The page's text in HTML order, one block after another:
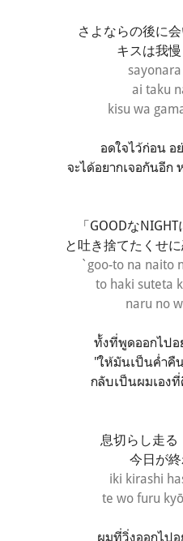
さよならの後に
キスは我
ai taku
kisu wa
อดใจไว้ก่อน อ
จะได้อยากเจอกันอีก
「GOODな
と吐き捨てたくせ
`goo-to na naito
to haki suteta
naru no
ทั้งที่พูดออกไปอ
"ให้มันเป็นค่ำคื
กลับเป็นผมเอง
息切らし走
今日が終
iki kirashi
te wo furu
ผมที่วิ่งออกไป